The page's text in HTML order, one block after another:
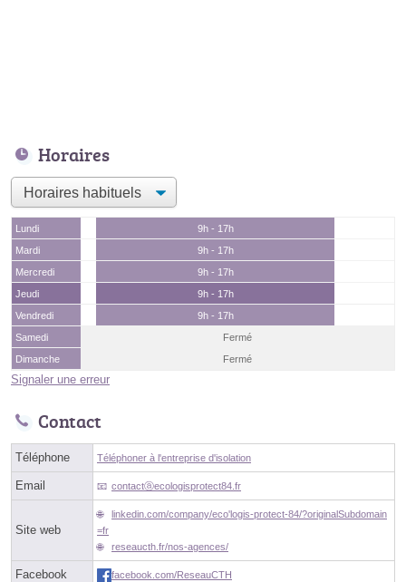
Horaires
Lundi
9h - 17h
Mardi
9h - 17h
Mercredi
9h - 17h
Jeudi
9h - 17h
Vendredi
9h - 17h
Samedi
Fermé
Dimanche
Fermé
Signaler une erreur
Contact
Téléphone Téléphoner à l'entreprise d'isolation
Email contactⓐecologisprotect84.fr
Site web
linkedin.com/company/eco'logis-protect-84/?originalSubdomain
=fr
reseaucth.fr/nos-agences/
Facebook facebook.com/ReseauCTH